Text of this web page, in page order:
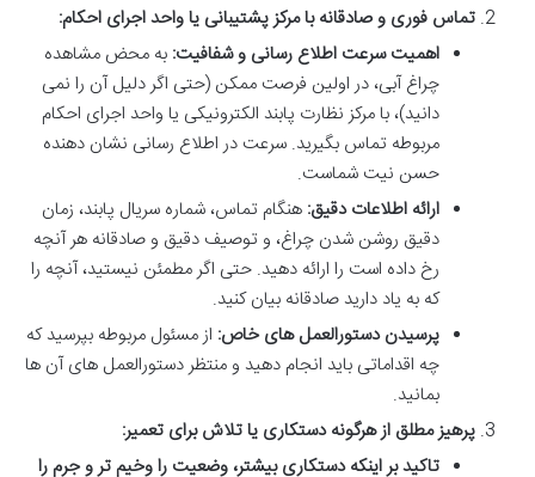
تماس فوری و صادقانه با مرکز پشتیبانی یا واحد اجرای احکام:
اهمیت سرعت اطلاع رسانی و شفافیت: به محض مشاهده
چراغ آبی، در اولین فرصت ممکن (حتی اگر دلیل آن را نمی
دانید)، با مرکز نظارت پابند الکترونیکی یا واحد اجرای احکام
مربوطه تماس بگیرید. سرعت در اطلاع رسانی نشان دهنده
حسن نیت شماست.
ارائه اطلاعات دقیق: هنگام تماس، شماره سریال پابند، زمان
دقیق روشن شدن چراغ، و توصیف دقیق و صادقانه هر آنچه
رخ داده است را ارائه دهید. حتی اگر مطمئن نیستید، آنچه را
که به یاد دارید صادقانه بیان کنید.
پرسیدن دستورالعمل های خاص: از مسئول مربوطه بپرسید که
چه اقداماتی باید انجام دهید و منتظر دستورالعمل های آن ها
بمانید.
پرهیز مطلق از هرگونه دستکاری یا تلاش برای تعمیر:
تاکید بر اینکه دستکاری بیشتر، وضعیت را وخیم تر و جرم را